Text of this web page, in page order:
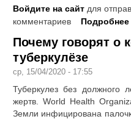
Войдите на сайт для
комментариев
Подробнее
Почему говорят о
туберкулёзе
ср, 15/04/2020 - 17:55
Туберкулез без должного
жертв. World Health
Земли инфицирована